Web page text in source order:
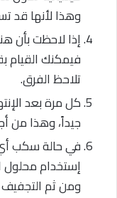
وهذا لأنها قد
إذا لاحظت بأن
فيمكنك
تلاحظ الفرق.
كل مرة بعد
جيداً، وهذا من
في حالة سكب
إستخدام محلول
ومن ثم